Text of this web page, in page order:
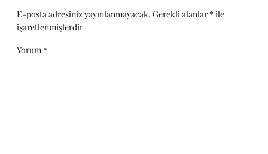
E-posta adresiniz yayınlanmayacak. Gerekli alanlar * ile
işaretlenmişlerdir
Yorum *